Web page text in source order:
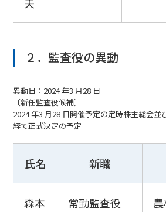
夫
２．監査役の異動
異動日：2024 年3 月28 日
〔新任監査役候補〕
2024 年3 月28 日開催予定の定時株主総会並
経て正式決定の予定
氏名 新職
森本
常勤監査役